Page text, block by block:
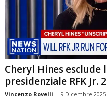
Cheryl Hines
presidenziale RFK Jr.
Vincenzo Rovelli - 9 Dicembre 2025